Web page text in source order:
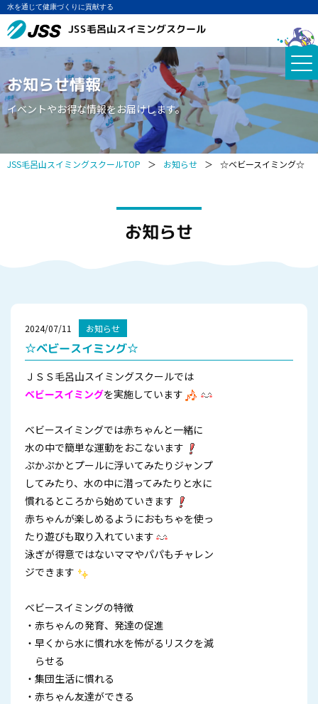
水を通じて健康づくりに貢献する
JSS毛呂山スイミングスクール
お知らせ情報
イベントやお得な情報をお届けします。
JSS毛呂山スイミングスクールTOP ＞ お知らせ ＞ ☆ベビースイミング☆
お知らせ
2024/07/11 お知らせ
☆ベビースイミング☆
ＪＳＳ毛呂山スイミングスクールでは
ベビースイミングを実施しています
ベビースイミングでは赤ちゃんと一緒に
水の中で簡単な運動をおこないます
ぷかぷかとプールに浮いてみたりジャンプ
してみたり、水の中に潜ってみたりと水に
慣れるところから始めていきます
赤ちゃんが楽しめるようにおもちゃを使っ
たり遊びも取り入れています
泳ぎが得意ではないママやパパもチャレン
ジできます
ベビースイミングの特徴
・赤ちゃんの発育、発達の促進
・早くから水に慣れ水を怖がるリスクを減
らせる
・集団生活に慣れる
・赤ちゃん友達ができる